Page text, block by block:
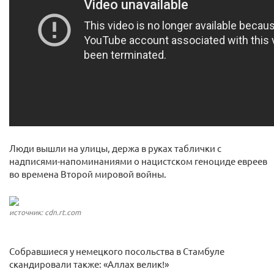
Люди вышли на улицы, держа в руках таблички с
надписями-напоминаниями о нацистском геноциде евреев
во времена Второй мировой войны.
источник: cdn.rt.com
Собравшиеся у немецкого посольства в Стамбуле
скандировали также: «Аллах велик!»